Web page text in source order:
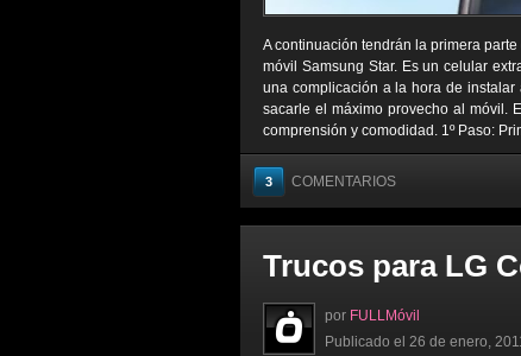
A continuación tendrán la primera
móvil Samsung Star. Es un celular
una complicación a la hora de
sacarle el máximo provecho al móvil.
comprensión y comodidad. 1º Paso:
3 COMENTARIOS
Trucos para LG
por FULLMóvil
Publicado el 26 de enero,